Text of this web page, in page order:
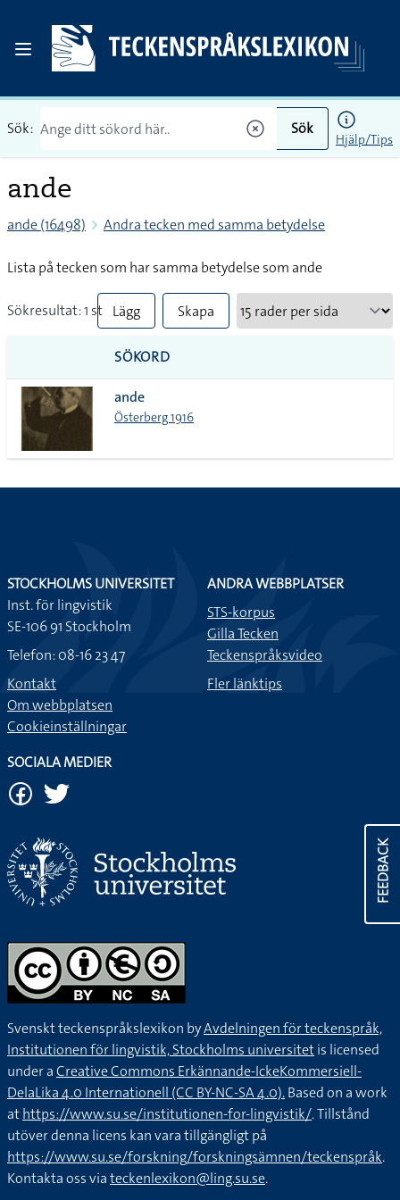
Sök: Sök
Hjälp/Tips
ande
ande (16498) Andra tecken med samma betydelse
Lista på tecken som har samma betydelse som ande
Sökresultat: 1 st Lägg
till
alla i
lista
Skapa
SÖKORD
ande
Österberg 1916
FEEDBACK
STOCKHOLMS UNIVERSITET
Inst. för lingvistik
SE-106 91 Stockholm
Telefon: 08-16 23 47
Kontakt
Om webbplatsen
Cookieinställningar
ANDRA WEBBPLATSER
STS-korpus
Gilla Tecken
Teckenspråksvideo
Fler länktips
SOCIALA MEDIER
Svenskt teckenspråkslexikon byAvdelningen för teckenspråk,
Institutionen för lingvistik, Stockholms universitetis licensed
under aCreative Commons Erkännande-IckeKommersiell-
DelaLika 4.0 Internationell (CC BY-NC-SA 4.0).Based on a work
athttps://www.su.se/institutionen-for-lingvistik/. Tillstånd
utöver denna licens kan vara tillgängligt på
https://www.su.se/forskning/forskningsämnen/teckenspråk.
Kontakta oss viateckenlexikon@ling.su.se.